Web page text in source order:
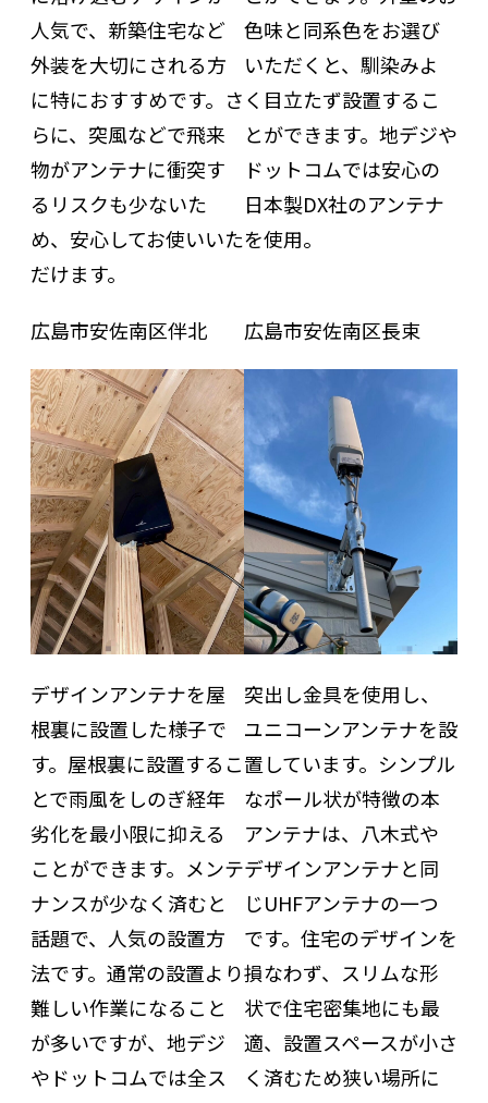
人気で、新築住宅など
外装を大切にされる方
に特におすすめです。さ
らに、突風などで飛来
物がアンテナに衝突す
るリスクも少ないた
め、安心してお使いいた
だけます。
色味と同系色をお選び
いただくと、馴染みよ
く目立たず設置するこ
とができます。地デジや
ドットコムでは安心の
日本製DX社のアンテナ
を使用。
広島市安佐南区伴北
デザインアンテナを屋
根裏に設置した様子で
す。屋根裏に設置するこ
とで雨風をしのぎ経年
劣化を最小限に抑える
ことができます。メンテ
ナンスが少なく済むと
話題で、人気の設置方
法です。通常の設置より
難しい作業になること
が多いですが、地デジ
やドットコムでは全ス
広島市安佐南区長束
突出し金具を使用し、
ユニコーンアンテナを設
置しています。シンプル
なポール状が特徴の本
アンテナは、八木式や
デザインアンテナと同
じUHFアンテナの一つ
です。住宅のデザインを
損なわず、スリムな形
状で住宅密集地にも最
適、設置スペースが小さ
く済むため狭い場所に